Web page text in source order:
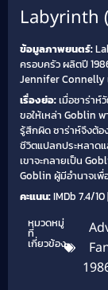
Labyrinth
ข้อมูลภาพยนตร์:
ครอบครัว ผลิตปี
Jennifer Connelly
เรื่องย่อ:เมื่อซาร่าห์
ขอให้เหล่า Goblin พ
รู้สึกผิด ซาร่าห์จึงต้อ
ชีวิตแปลกประหลาด
เขาจะกลายเป็น
Goblin ผู้มีอำนาจเพื่
คะแนน:IMDb 7.4/10 |
หมวดหมู่
ที่
เกี่ยวข้อง